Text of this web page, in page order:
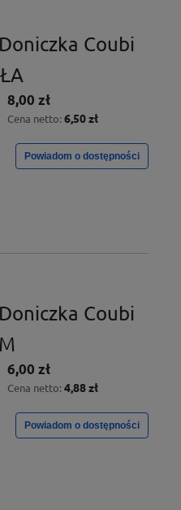
Coubi
8,00 zł
Cena netto: 6,50 zł
Powiadom o dostępności
Coubi
6,00 zł
Cena netto: 4,88 zł
Powiadom o dostępności